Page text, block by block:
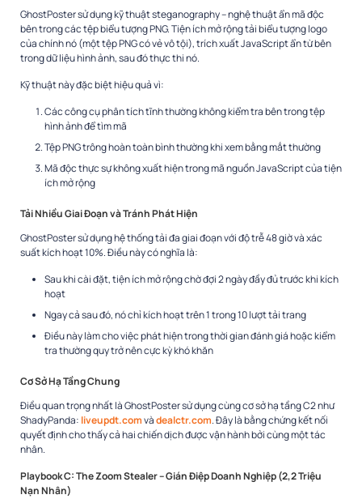
GhostPoster sử dụng kỹ thuật steganography – nghệ thuật ẩn mã độc
bên trong các tệp biểu tượng PNG. Tiện ích mở rộng tải biểu tượng logo
của chính nó (một tệp PNG có vẻ vô tội), trích xuất JavaScript ẩn từ bên
trong dữ liệu hình ảnh, sau đó thực thi nó.​
Kỹ thuật này đặc biệt hiệu quả vì:
Các công cụ phân tích tĩnh thường không kiểm tra bên trong tệp
hình ảnh để tìm mã
Tệp PNG trông hoàn toàn bình thường khi xem bằng mắt thường
Mã độc thực sự không xuất hiện trong mã nguồn JavaScript của tiện
ích mở rộng
Tải Nhiều Giai Đoạn và Tránh Phát Hiện
GhostPoster sử dụng hệ thống tải đa giai đoạn với độ trễ 48 giờ và xác
suất kích hoạt 10%. Điều này có nghĩa là:​
Sau khi cài đặt, tiện ích mở rộng chờ đợi 2 ngày đầy đủ trước khi kích
hoạt
Ngay cả sau đó, nó chỉ kích hoạt trên 1 trong 10 lượt tải trang
Điều này làm cho việc phát hiện trong thời gian đánh giá hoặc kiểm
tra thường quy trở nên cực kỳ khó khăn
Cơ Sở Hạ Tầng Chung
Điều quan trọng nhất là GhostPoster sử dụng cùng cơ sở hạ tầng C2 như
ShadyPanda: liveupdt.comvàdealctr.com. Đây là bằng chứng kết nối
quyết định cho thấy cả hai chiến dịch được vận hành bởi cùng một tác
nhân.​
Playbook C: The Zoom Stealer – Gián Điệp Doanh Nghiệp (2,2 Triệu
Nạn Nhân)